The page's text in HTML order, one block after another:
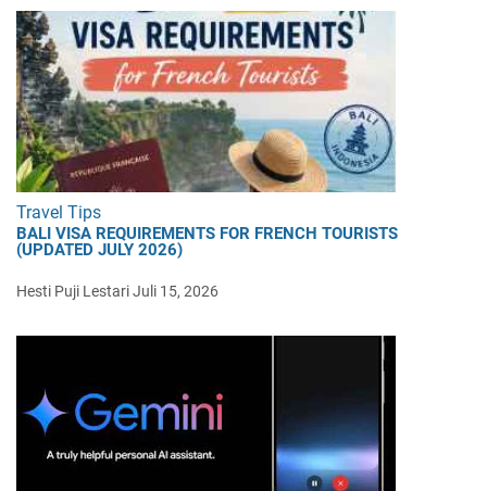
Travel Tips
BALI VISA REQUIREMENTS FOR FRENCH TOURISTS
(UPDATED JULY 2026)
Hesti Puji LestariJuli 15, 2026